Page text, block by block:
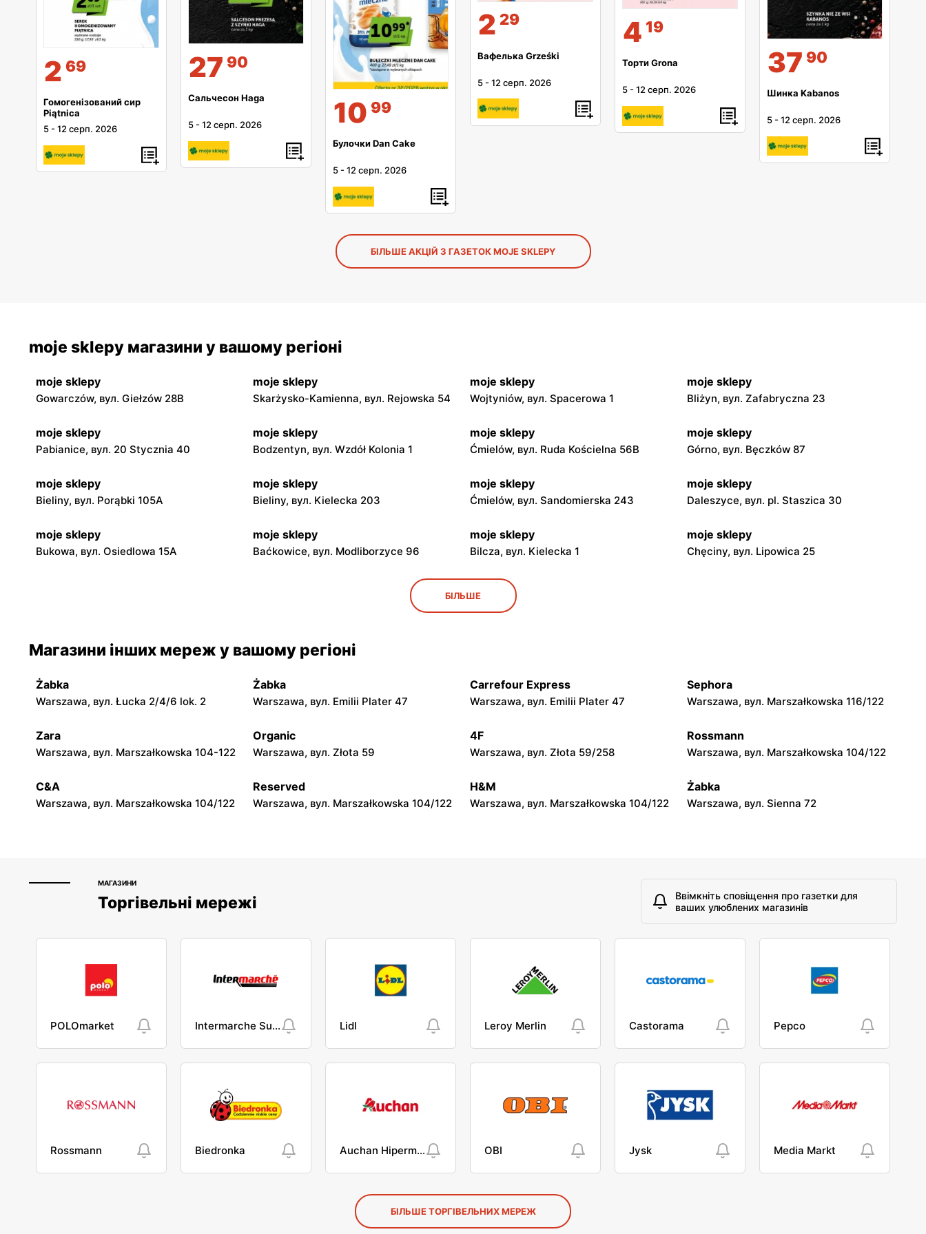
2 69
Гомогенізований сир
Piątnica
5 -12 серп. 2026
27 90
Сальчесон Haga
5 -12 серп. 2026 10 99
Булочки Dan Cake
5 -12 серп. 2026
2 29
Вафелька Grześki
5 -12 серп. 2026
4 19
Торти Grona
5 -12 серп. 2026
37 90
Шинка Kabanos
5 -12 серп. 2026
БІЛЬШЕ АКЦІЙ З ГАЗЕТОК MOJE SKLEPY
moje sklepy магазини у вашому регіоні
moje sklepy
Gowarczów, вул. Giełzów 28B
moje sklepy
Skarżysko-Kamienna, вул. Rejowska 54
moje sklepy
Wojtyniów, вул. Spacerowa 1
moje sklepy
Bliżyn, вул. Zafabryczna 23
moje sklepy
Pabianice, вул. 20 Stycznia 40
moje sklepy
Bodzentyn, вул. Wzdół Kolonia 1
moje sklepy
Ćmielów, вул. Ruda Kościelna 56B
moje sklepy
Górno, вул. Bęczków 87
moje sklepy
Bieliny, вул. Porąbki 105A
moje sklepy
Bieliny, вул. Kielecka 203
moje sklepy
Ćmielów, вул. Sandomierska 243
moje sklepy
Daleszyce, вул. pl. Staszica 30
moje sklepy
Bukowa, вул. Osiedlowa 15A
moje sklepy
Baćkowice, вул. Modliborzyce 96
moje sklepy
Bilcza, вул. Kielecka 1
moje sklepy
Chęciny, вул. Lipowica 25
moje sklepy
Gorzyce, вул. Szkolna 44
Jadachy, вул. Jadachy 111 Jeżowe, вул. Zalesie 77
moje sklepy
Górki, вул. Górki 71
moje sklepy
Gumniska, вул. Gumniska 157C
moje sklepy
Iwierzyce, вул. Iwierzyce 152A
moje sklepy
Tczew, вул. Franciszka Żwirki 61
moje sklepy
Hyżne, вул. Hyżne 100
moje sklepy
Jarosław, вул. Pełkińska 147
moje sklepy
Niebylec, вул. Niebylec 139
moje sklepy
Opole, вул. Grudzicka 45
БІЛЬШЕ
Магазини інших мереж у вашому регіоні
Żabka
Warszawa, вул. Łucka 2/4/6 lok. 2
Żabka
Warszawa, вул. Emilii Plater 47
Carrefour Express
Warszawa, вул. Emilii Plater 47
Sephora
Warszawa, вул. Marszałkowska 116/122
Zara
Warszawa, вул. Marszałkowska 104-122
Organic
Warszawa, вул. Złota 59
4F
Warszawa, вул. Złota 59/258
Rossmann
Warszawa, вул. Marszałkowska 104/122
C&A
Warszawa, вул. Marszałkowska 104/122
Reserved
Warszawa, вул. Marszałkowska 104/122
H&M
Warszawa, вул. Marszałkowska 104/122
Żabka
Warszawa, вул. Sienna 72
МАГАЗИНИ
Торгівельні мережі
Ввімкніть сповіщення про газетки для
ваших улюблених магазинів
POLOmarket Intermarche Super Lidl Leroy Merlin Castorama Pepco
Rossmann Biedronka Auchan Hipermarket OBI Jysk Media Markt
БІЛЬШЕ ТОРГІВЕЛЬНИХ МЕРЕЖ